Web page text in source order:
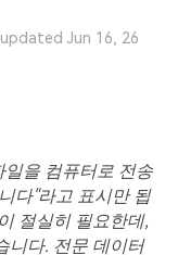
Jun 16, 26
을 컴퓨터로 전송
다"라고 표시만 됩
절실히 필요한데,
니다. 전문 데이터